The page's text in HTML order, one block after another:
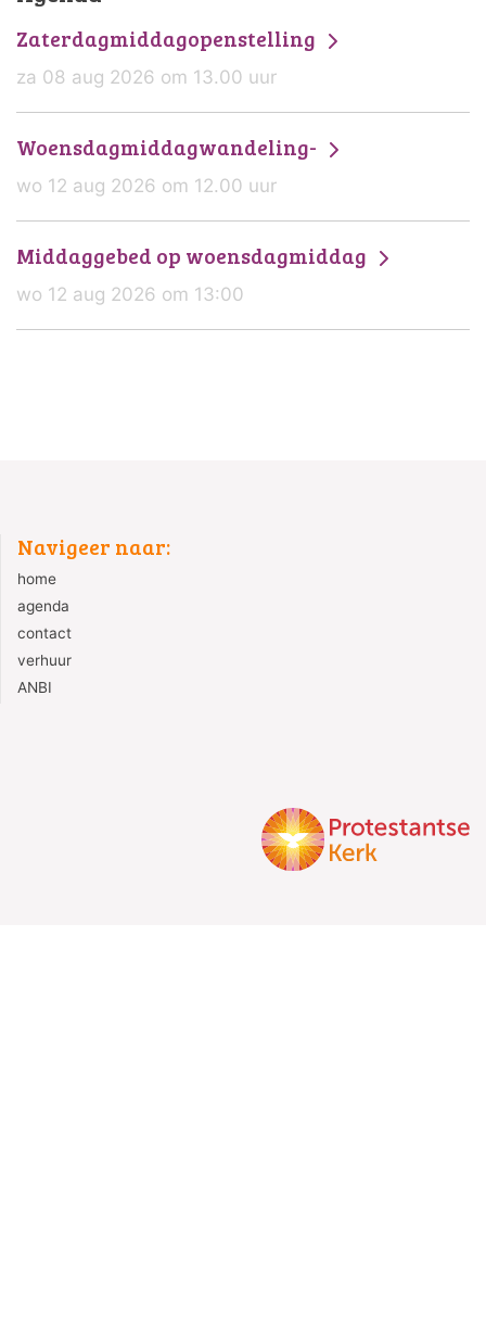
Zaterdagmiddagopenstelling
za 08 aug 2026 om 13.00 uur
Woensdagmiddagwandeling-
wo 12 aug 2026 om 12.00 uur
Middaggebed op woensdagmiddag
wo 12 aug 2026 om 13:00
Navigeer naar:
home
agenda
contact
verhuur
ANBI